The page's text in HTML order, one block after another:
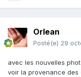
Orlean
Posté(e) 29
avec les nouvelles
voir la provenance